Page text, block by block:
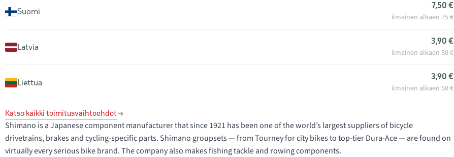
Suomi
7,50 €
ilmainen alkaen 75 €
Latvia
3,90 €
ilmainen alkaen 50 €
Liettua
3,90 €
ilmainen alkaen 50 €
Katso kaikki toimitusvaihtoehdot
Shimano is a Japanese component manufacturer that since 1921 has been one of the world’s largest suppliers of bicycle
drivetrains, brakes and cycling-specific parts. Shimano groupsets — from Tourney for city bikes to top-tier Dura-Ace — are found on
virtually every serious bike brand. The company also makes fishing tackle and rowing components.